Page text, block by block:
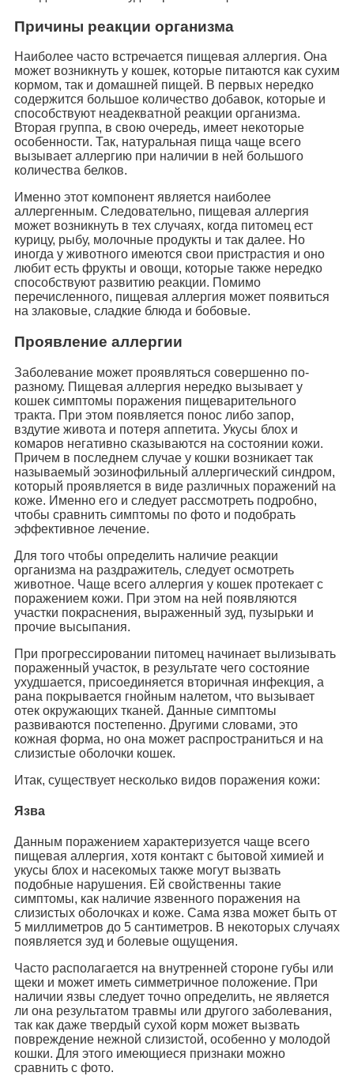
Причины реакции организма
Наиболее часто встречается пищевая аллергия. Она
может возникнуть у кошек, которые питаются как сухим
кормом, так и домашней пищей. В первых нередко
содержится большое количество добавок, которые и
способствуют неадекватной реакции организма.
Вторая группа, в свою очередь, имеет некоторые
особенности. Так, натуральная пища чаще всего
вызывает аллергию при наличии в ней большого
количества белков.
Именно этот компонент является наиболее
аллергенным. Следовательно, пищевая аллергия
может возникнуть в тех случаях, когда питомец ест
курицу, рыбу, молочные продукты и так далее. Но
иногда у животного имеются свои пристрастия и оно
любит есть фрукты и овощи, которые также нередко
способствуют развитию реакции. Помимо
перечисленного, пищевая аллергия может появиться
на злаковые, сладкие блюда и бобовые.
Проявление аллергии
Заболевание может проявляться совершенно по-
разному. Пищевая аллергия нередко вызывает у
кошек симптомы поражения пищеварительного
тракта. При этом появляется понос либо запор,
вздутие живота и потеря аппетита. Укусы блох и
комаров негативно сказываются на состоянии кожи.
Причем в последнем случае у кошки возникает так
называемый эозинофильный аллергический синдром,
который проявляется в виде различных поражений на
коже. Именно его и следует рассмотреть подробно,
чтобы сравнить симптомы по фото и подобрать
эффективное лечение.
Для того чтобы определить наличие реакции
организма на раздражитель, следует осмотреть
животное. Чаще всего аллергия у кошек протекает с
поражением кожи. При этом на ней появляются
участки покраснения, выраженный зуд, пузырьки и
прочие высыпания.
При прогрессировании питомец начинает вылизывать
пораженный участок, в результате чего состояние
ухудшается, присоединяется вторичная инфекция, а
рана покрывается гнойным налетом, что вызывает
отек окружающих тканей. Данные симптомы
развиваются постепенно. Другими словами, это
кожная форма, но она может распространиться и на
слизистые оболочки кошек.
Итак, существует несколько видов поражения кожи:
Язва
Данным поражением характеризуется чаще всего
пищевая аллергия, хотя контакт с бытовой химией и
укусы блох и насекомых также могут вызвать
подобные нарушения. Ей свойственны такие
симптомы, как наличие язвенного поражения на
слизистых оболочках и коже. Сама язва может быть от
5 миллиметров до 5 сантиметров. В некоторых случаях
появляется зуд и болевые ощущения.
Часто располагается на внутренней стороне губы или
щеки и может иметь симметричное положение. При
наличии язвы следует точно определить, не является
ли она результатом травмы или другого заболевания,
так как даже твердый сухой корм может вызвать
повреждение нежной слизистой, особенно у молодой
кошки. Для этого имеющиеся признаки можно
сравнить с фото.